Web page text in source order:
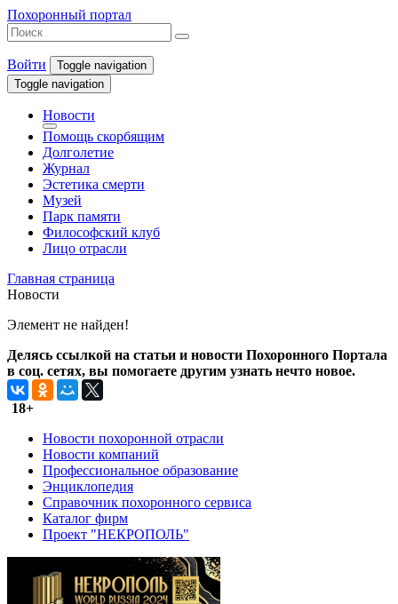
Похоронный портал
Войти
Toggle navigation
Toggle navigation
Новости
Помощь скорбящим
Долголетие
Журнал
Эстетика смерти
Музей
Парк памяти
Философский клуб
Лицо отрасли
Главная страница
Новости
Элемент не найден!
Делясь ссылкой на статьи и новости Похоронного Портала
в соц. сетях, вы помогаете другим узнать нечто новое.
18+
Новости похоронной отрасли
Новости компаний
Профессиональное образование
Энциклопедия
Справочник похоронного сервиса
Каталог фирм
Проект "НЕКРОПОЛЬ"